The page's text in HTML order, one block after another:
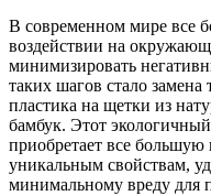
В современном мире все
воздействии на
минимизировать
таких шагов стало
пластика на щетки из
бамбук. Этот
приобретает все большую
уникальным свойствам,
минимальному вреду для